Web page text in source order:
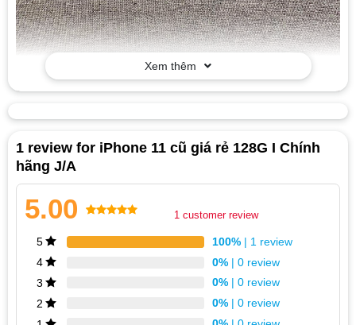
Xem thêm
1 review for iPhone 11 cũ giá rẻ 128G I Chính
hãng J/A
5.00
Rated5.00
out of 5
1
1 customer review
5 100% | 1 review
4
0% | 0 review
3
0% | 0 review
2
0% | 0 review